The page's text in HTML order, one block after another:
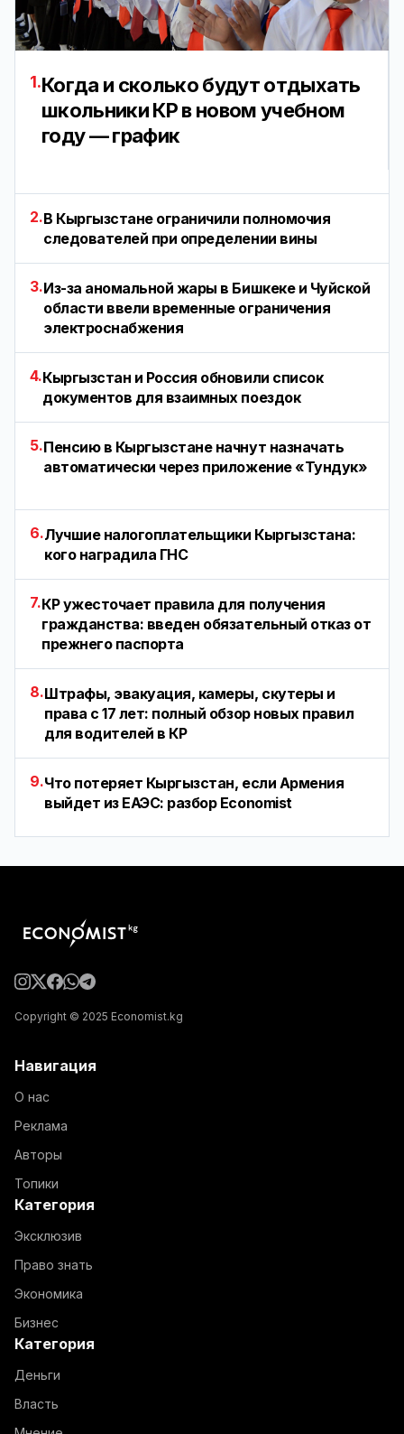
1.Когда и сколько будут отдыхать
школьники КР в новом учебном
году — график
2.В Кыргызстане ограничили полномочия
следователей при определении вины
3.Из-за аномальной жары в Бишкеке и Чуйской
области ввели временные ограничения
электроснабжения
4.Кыргызстан и Россия обновили список
документов для взаимных поездок
5.Пенсию в Кыргызстане начнут назначать
автоматически через приложение «Тундук»
6.Лучшие налогоплательщики Кыргызстана:
кого наградила ГНС
7.КР ужесточает правила для получения
гражданства: введен обязательный отказ от
прежнего паспорта
8.Штрафы, эвакуация, камеры, скутеры и
права с 17 лет: полный обзор новых правил
для водителей в КР
9.Что потеряет Кыргызстан, если Армения
выйдет из ЕАЭС: разбор Economist
Copyright © 2025 Economist.kg
Навигация
О нас
Реклама
Авторы
Топики
Категория
Эксклюзив
Право знать
Экономика
Бизнес
Категория
Деньги
Власть